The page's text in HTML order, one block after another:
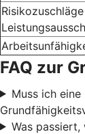
FAQ zur
Muss ich
Was